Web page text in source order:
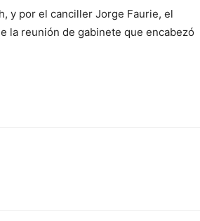
y por el canciller Jorge Faurie, el
la reunión de gabinete que encabezó